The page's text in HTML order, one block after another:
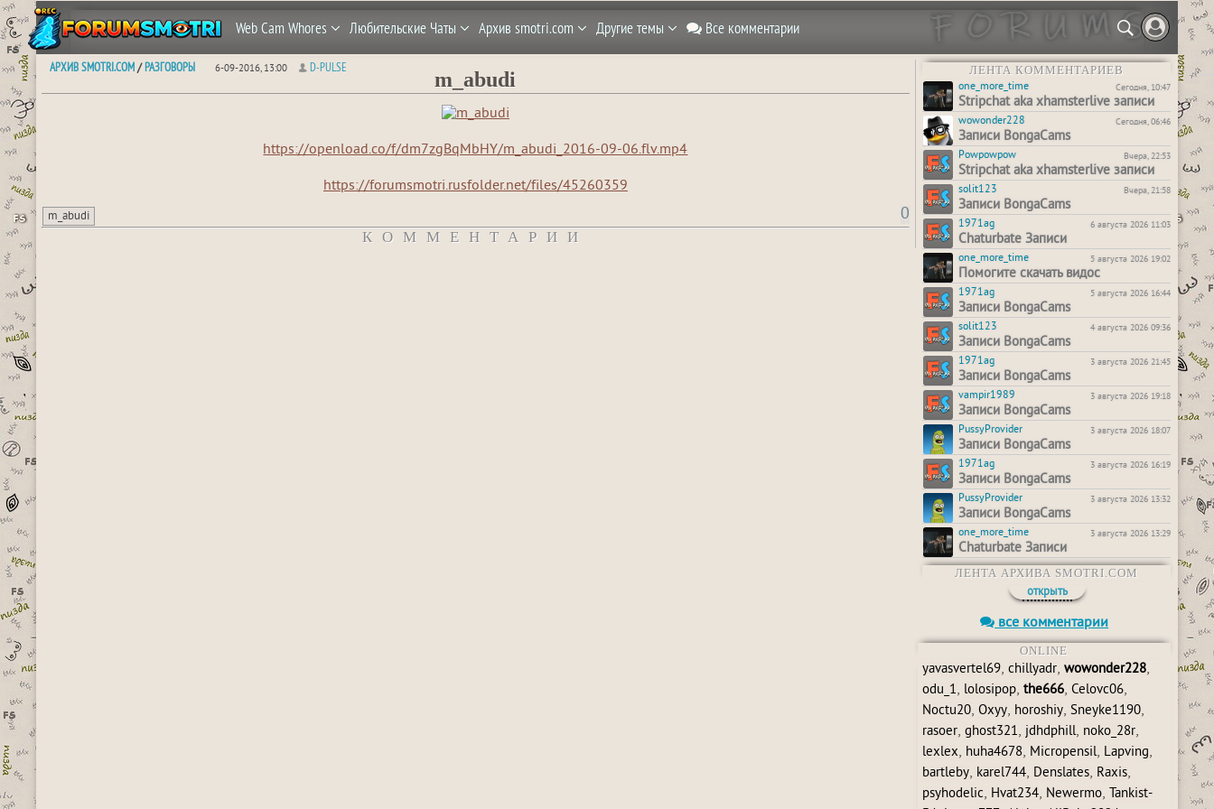
Web Cam Whores Любительские Чаты Архив smotri.com Другие темы Все комментарии
АРХИВ SMOTRI.COM/РАЗГОВОРЫ 6-09-2016, 13:00 D-PULSE
m_abudi
https://openload.co/f/dm7zgBqMbHY/m_abudi_2016-09-06.flv.mp4
https://forumsmotri.rusfolder.net/files/45260359
m_abudi 0
КОММЕНТАРИИ
ЛЕНТА КОММЕНТАРИЕВ
one_more_time
Сегодня, 10:47
Stripchat aka xhamsterlive записи
wowonder228 Сегодня, 06:46
Записи BongaCams
Powpowpow Вчера, 22:53
Stripchat aka xhamsterlive записи
solit123 Вчера, 21:58
Записи BongaCams
1971ag 6 августа 2026 11:03
Chaturbate Записи
one_more_time 5 августа 2026 19:02
Помогите скачать видос
1971ag 5 августа 2026 16:44
Записи BongaCams
solit123 4 августа 2026 09:36
Записи BongaCams
1971ag 3 августа 2026 21:45
Записи BongaCams
vampir1989 3 августа 2026 19:18
Записи BongaCams
PussyProvider 3 августа 2026 18:07
Записи BongaCams
1971ag 3 августа 2026 16:19
Записи BongaCams
PussyProvider 3 августа 2026 13:32
Записи BongaCams
one_more_time 3 августа 2026 13:29
Chaturbate Записи
ЛЕНТА АРХИВА SMOTRI.COM
открыть
все комментарии
ONLINE
yavasvertel69, chillyadr, wowonder228,
odu_1, lolosipop, the666, Celovc06,
Noctu20, Oxyy, horoshiy, Sneyke1190,
rasoer, ghost321, jdhdphill, noko_28r,
lexlex, huha4678, Micropensil, Lapving,
bartleby, karel744, Denslates, Raxis,
psyhodelic, Hvat234, Newermo, Tankist-